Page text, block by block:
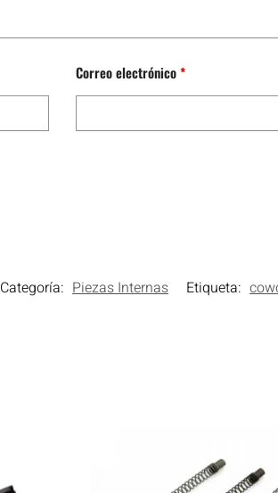
Correo electrónico*
Categoría: Piezas Internas Etiqueta: